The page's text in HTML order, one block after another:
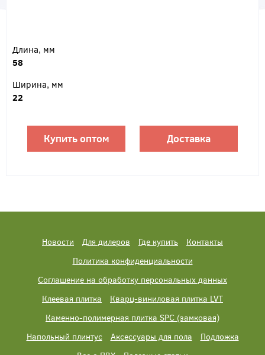
Длина, мм
58
Ширина, мм
22
Купить оптом Доставка
Новости Для дилеров Где купить
Контакты
Политика конфиденциальности
Соглашение на обработку персональных данных
Клеевая плитка
Кварц-виниловая плитка LVT
Каменно-полимерная плитка SPC (замковая)
Напольный плинтус
Аксессуары для пола
Подложка